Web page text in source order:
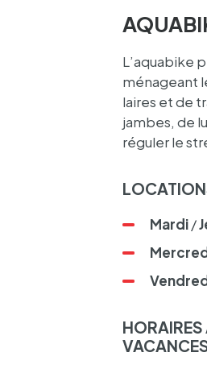
L’aqua­bike
ména­geant
laires et de
jambes, de
régu­ler le
Mardi/
HORAIRES